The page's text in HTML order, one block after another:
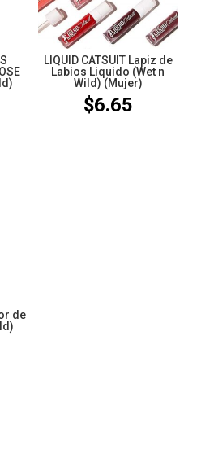
LIQUID CATSUIT Lapiz de
Labios Liquido (Wet n
Wild) (Mujer)
$6.65
de